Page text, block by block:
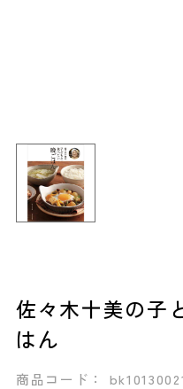
佐々木十美の子
はん
商品コード：